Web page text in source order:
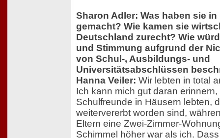
Sharon Adler: Was haben sie
gemacht? Wie kamen sie
Deutschland zurecht? Wie
und Stimmung aufgrund der
von Schul-, Ausbildungs- und
Universitätsabschlüssen
Hanna Veiler: Wir lebten in total
Ich kann mich gut daran
Schulfreunde in Häusern lebten,
weitervererbt worden sind,
Eltern eine Zwei-Zimmer-
Schimmel höher war als ich.